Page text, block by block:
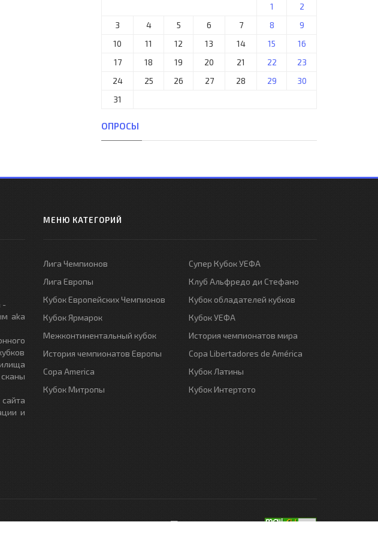
1
2
3
4 5 6 7 8
9
10
11 12 13 14 15
16
17
18 19 20 21 22
23
24
25 26 27 28 29
30
31
ОПРОСЫ
-
aka
и
МЕНЮ КАТЕГОРИЙ
Лига Чемпионов
Лига Европы
Кубок Европейских Чемпионов
Кубок Ярмарок
Межконтинентальный кубок
История чемпионатов Европы
Copa America
Кубок Митропы
Супер Кубок УЕФА
Клуб Альфредо ди Стефано
Кубок обладателей кубков
Кубок УЕФА
История чемпионатов мира
Copa Libertadores de América
Кубок Латины
Кубок Интертото